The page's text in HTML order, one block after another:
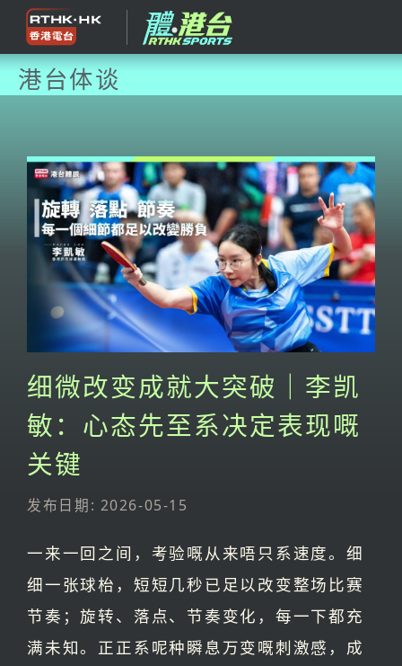
港台体谈
细微改变成就大突破｜李凯
敏：心态先至系决定表现嘅
关键
发布日期: 2026-05-15
一来一回之间，考验嘅从来唔只系速度。细
细一张球枱，短短几秒已足以改变整场比赛
节奏；旋转、落点、节奏变化，每一下都充
满未知。正正系呢种瞬息万变嘅刺激感，成